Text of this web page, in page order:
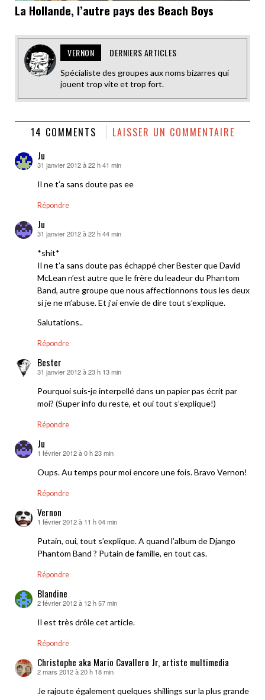
La Hollande, l’autre pays des Beach Boys
VERNON DERNIERS ARTICLES
Spécialiste des groupes aux noms bizarres qui
jouent trop vite et trop fort.
14 COMMENTS LAISSER UN COMMENTAIRE
Ju
dit :
31 janvier 2012 à 22 h 41 min
Il ne t’a sans doute pas ee
Répondre
Ju
dit :
31 janvier 2012 à 22 h 44 min
*shit*
Il ne t’a sans doute pas échappé cher Bester que David
McLean n’est autre que le frère du leadeur du Phantom
Band, autre groupe que nous affectionnons tous les deux
si je ne m’abuse. Et j’ai envie de dire tout s’explique.
Salutations..
Répondre
Bester
dit :
31 janvier 2012 à 23 h 13 min
Pourquoi suis-je interpellé dans un papier pas écrit par
moi? (Super info du reste, et oui tout s’explique!)
Répondre
Ju
dit :
1 février 2012 à 0 h 23 min
Oups. Au temps pour moi encore une fois. Bravo Vernon!
Répondre
Vernon
dit :
1 février 2012 à 11 h 04 min
Putain, oui, tout s’explique. A quand l’album de Django
Phantom Band ? Putain de famille, en tout cas.
Répondre
Blandine
dit :
2 février 2012 à 12 h 57 min
Il est très drôle cet article.
Répondre
Christophe aka Mario Cavallero Jr, artiste multimedia
dit :
2 mars 2012 à 20 h 18 min
Je rajoute également quelques shillings sur la plus grande